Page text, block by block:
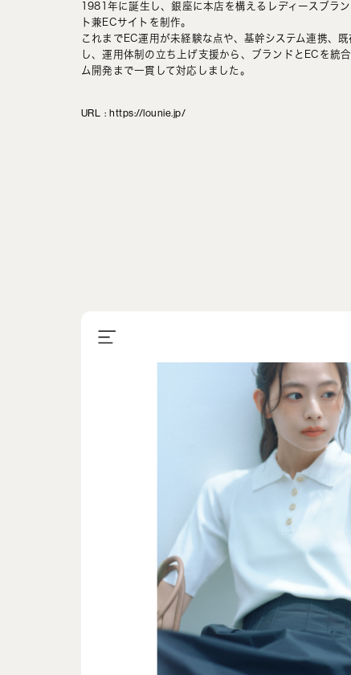
1981年に誕生し、銀座に本店を構えるレディースブラ
ト兼ECサイトを制作。
これまでEC運用が未経験な点や、基幹システム連携、
し、運用体制の立ち上げ支援から、ブランドとECを統
ム開発まで一貫して対応しました。
URL : https://lounie.jp/